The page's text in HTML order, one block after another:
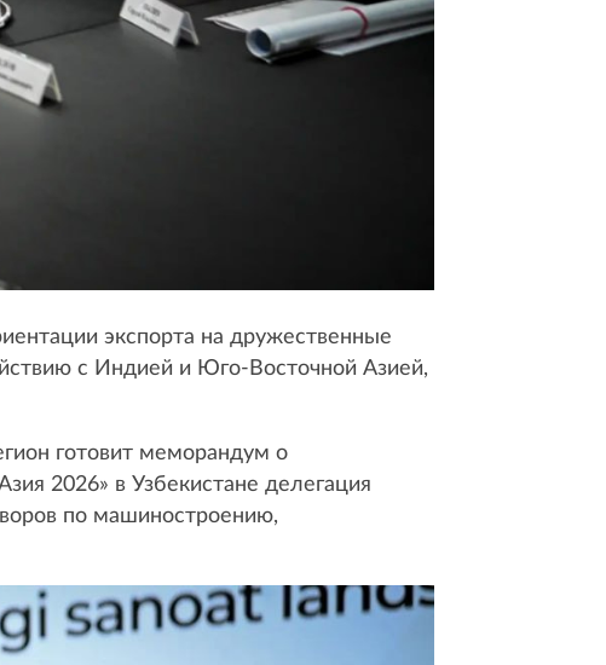
экспорта на дружественные
с Индией и Юго-Восточной Азией,
готовит меморандум о
2026» в Узбекистане делегация
по машиностроению,